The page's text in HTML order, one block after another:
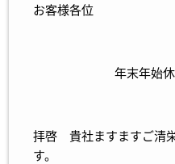
お客様各位
年末年始
拝啓 貴社ますますご清
す。